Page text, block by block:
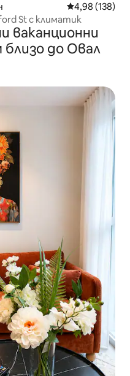
Средна
4,98 (138)
St с климатик
ваканционни
до Овал